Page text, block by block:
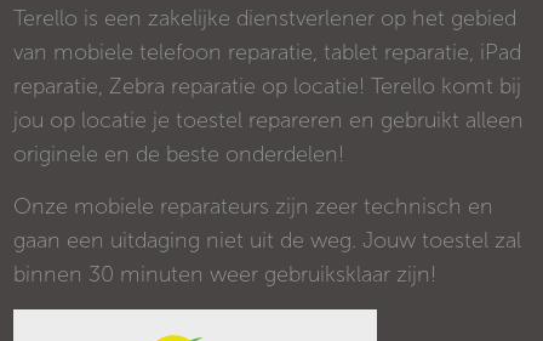
Terello is een zakelijke dienstverlener op het gebied
van mobiele telefoon reparatie, tablet reparatie, iPad
reparatie, Zebra reparatie op locatie! Terello komt bij
jou op locatie je toestel repareren en gebruikt alleen
originele en de beste onderdelen!
Onze mobiele reparateurs zijn zeer technisch en
gaan een uitdaging niet uit de weg. Jouw toestel zal
binnen 30 minuten weer gebruiksklaar zijn!